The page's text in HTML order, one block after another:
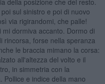
sul sinistro e poi di nuovo
via rigirandomi, che palle!
dormiva accanto. Dormo di
rincorsa, forse nella speranza
le braccia mimano la corsa:
all'altezza del volto e il
in simmetria con la
Pollice e indice della mano